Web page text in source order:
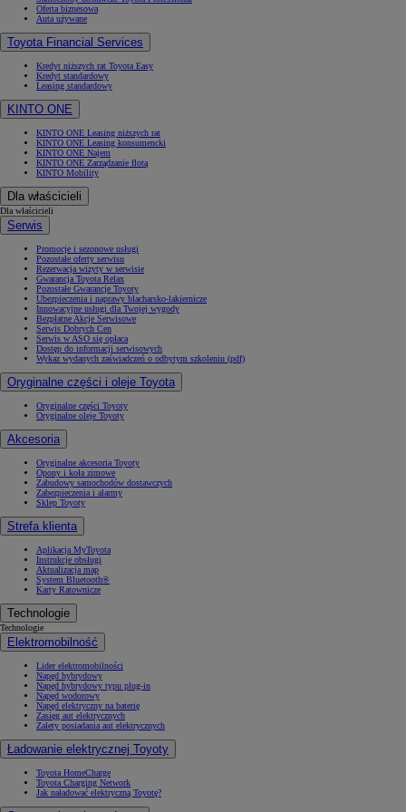
Oferta biznesowa
Auta używane
Toyota Financial Services
Kredyt niższych rat Toyota Easy
Kredyt standardowy
Leasing standardowy
KINTO ONE
KINTO ONE Leasing niższych rat
KINTO ONE Leasing konsumencki
KINTO ONE Najem
KINTO ONE Zarządzanie flotą
KINTO Mobility
Dla właścicieli
Dla właścicieli
Serwis
Promocje i sezonowe usługi
Pozostałe oferty serwisu
Rezerwacja wizyty w serwisie
Gwarancja Toyota Relax
Pozostałe Gwarancje Toyoty
Ubezpieczenia i naprawy blacharsko-lakiernicze
Innowacyjne usługi dla Twojej wygody
Bezpłatne Akcje Serwisowe
Serwis Dobrych Cen
Serwis w ASO się opłaca
Dostęp do informacji serwisowych
Wykaz wydanych zaświadczeń o odbytym szkoleniu (pdf)
Oryginalne części i oleje Toyota
Oryginalne części Toyoty
Oryginalne oleje Toyoty
Akcesoria
Oryginalne akcesoria Toyoty
Opony i koła zimowe
Zabudowy samochodów dostawczych
Zabezpieczenia i alarmy
Sklep Toyoty
Strefa klienta
Aplikacja MyToyota
Instrukcje obsługi
Aktualizacja map
System Bluetooth®
Karty Ratownicze
Technologie
Technologie
Elektromobilność
Lider elektromobilności
Napęd hybrydowy
Napęd hybrydowy typu plug-in
Napęd wodorowy
Napęd elektryczny na baterię
Zasięg aut elektrycznych
Zalety posiadania aut elektrycznych
Ładowanie elektrycznej Toyoty
Toyota HomeCharge
Toyota Charging Network
Jak naładować elektryczną Toyotę?